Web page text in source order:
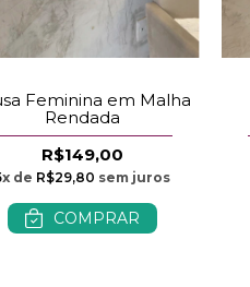
Feminina em Malha
Rendada
R$149,00
x de R$29,80 sem juros
COMPRAR